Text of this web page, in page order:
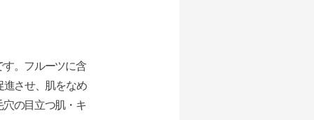
。フルーツに含
進させ、肌をなめ
の目立つ肌・キ